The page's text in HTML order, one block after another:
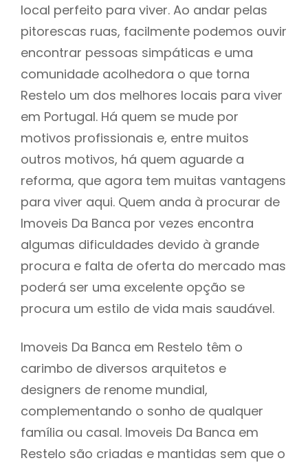
local perfeito para viver. Ao andar pelas
pitorescas ruas, facilmente podemos ouvir
encontrar pessoas simpáticas e uma
comunidade acolhedora o que torna
Restelo um dos melhores locais para viver
em Portugal. Há quem se mude por
motivos profissionais e, entre muitos
outros motivos, há quem aguarde a
reforma, que agora tem muitas vantagens
para viver aqui. Quem anda à procurar de
Imoveis Da Banca por vezes encontra
algumas dificuldades devido à grande
procura e falta de oferta do mercado mas
poderá ser uma excelente opção se
procura um estilo de vida mais saudável.
Imoveis Da Banca em Restelo têm o
carimbo de diversos arquitetos e
designers de renome mundial,
complementando o sonho de qualquer
família ou casal. Imoveis Da Banca em
Restelo são criadas e mantidas sem que o